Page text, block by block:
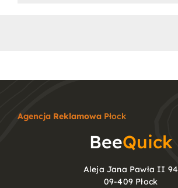
Agencja ReklamowaPłock
BeeQuick
Aleja Jana Pawła II 94
09-409 Płock